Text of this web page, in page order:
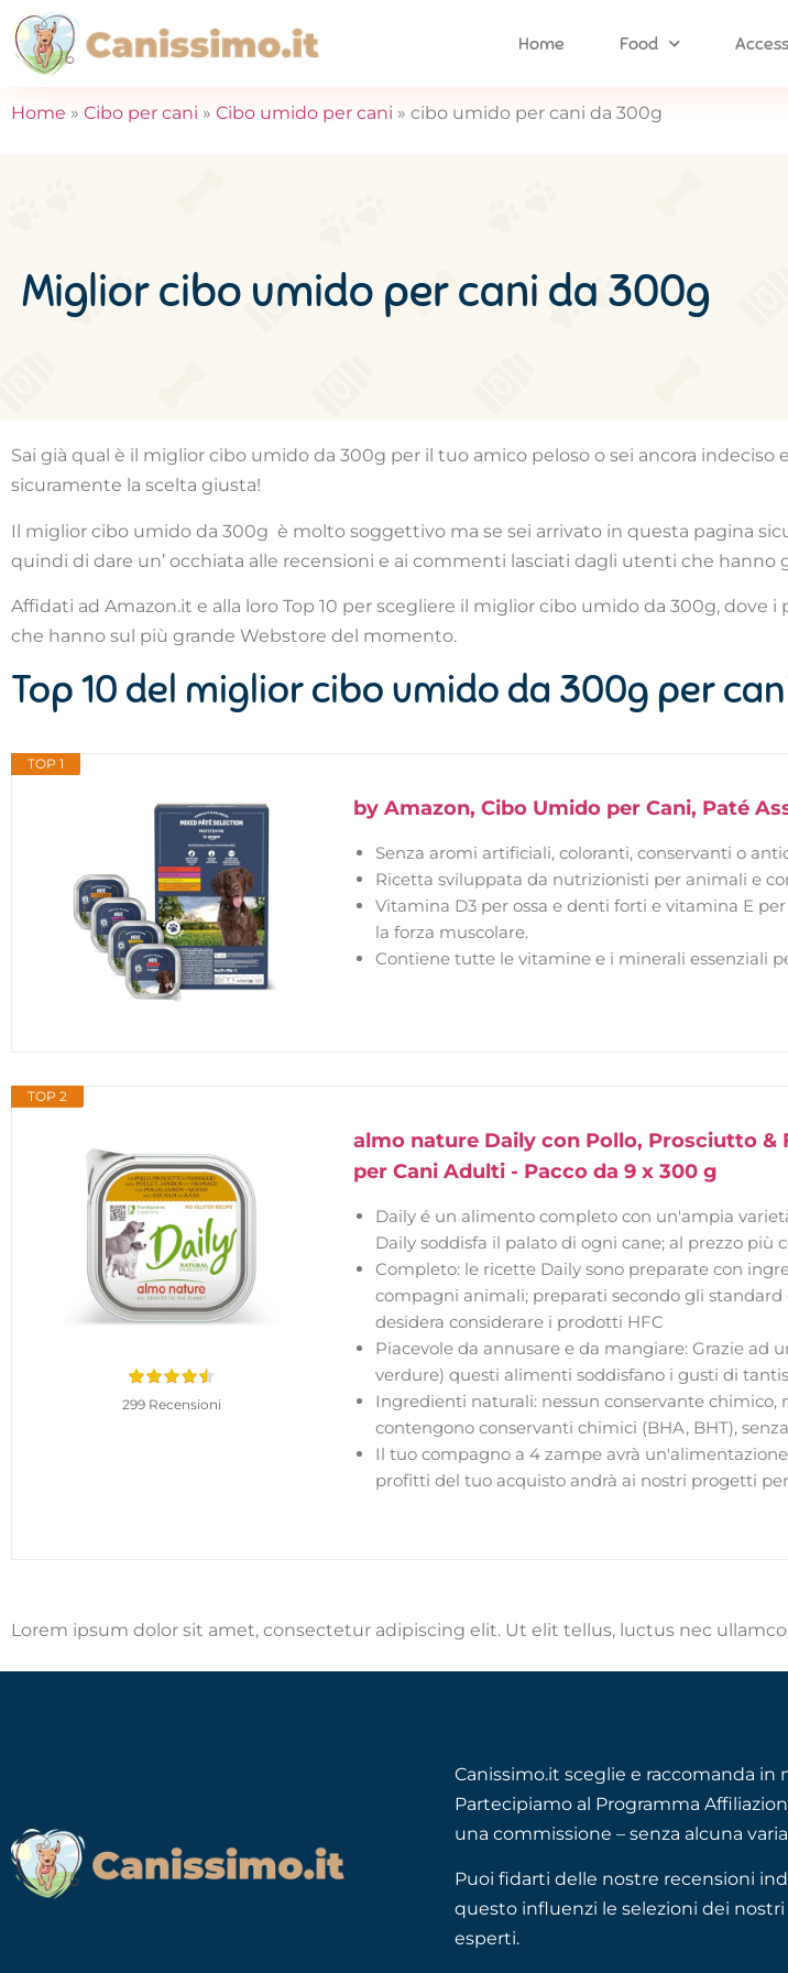
Home Food
Home » Cibo per cani » Cibo umido per cani » cibo umido per cani da 300g
Miglior cibo umido per cani da 300g
Sai già qual è il miglior cibo umido da 300g per il tuo amico peloso o sei ancora indeciso
sicuramente la scelta giusta!
Il miglior cibo umido da 300g è molto soggettivo ma se sei arrivato in questa pagina
quindi di dare un’ occhiata alle recensioni e ai commenti lasciati dagli utenti che hanno
Affidati ad Amazon.it e alla loro Top 10 per scegliere il miglior cibo umido da 300g, dove
che hanno sul più grande Webstore del momento.
Top 10 del miglior cibo umido da 300g per
TOP 1
by Amazon, Cibo Umido per Cani, Paté
Senza aromi artificiali, coloranti, conservanti o
Ricetta sviluppata da nutrizionisti per animali e
Vitamina D3 per ossa e denti forti e vitamina E
la forza muscolare.
Contiene tutte le vitamine e i minerali essenziali
TOP 2
299 Recensioni
almo nature Daily con Pollo, Prosciutto &
per Cani Adulti - Pacco da 9 x 300 g
Daily é un alimento completo con un'ampia
Daily soddisfa il palato di ogni cane; al prezzo più
Completo: le ricette Daily sono preparate con
compagni animali; preparati secondo gli
desidera considerare i prodotti HFC
Piacevole da annusare e da mangiare: Grazie ad
verdure) questi alimenti soddisfano i gusti di
Ingredienti naturali: nessun conservante
contengono conservanti chimici (BHA, BHT),
Il tuo compagno a 4 zampe avrà
profitti del tuo acquisto andrà ai nostri progetti
Lorem ipsum dolor sit amet, consectetur adipiscing elit. Ut elit tellus, luctus nec
Canissimo.it sceglie e raccomanda
Partecipiamo al Programma
una commissione – senza alcuna
Puoi fidarti delle nostre recensioni
questo influenzi le selezioni dei
esperti.